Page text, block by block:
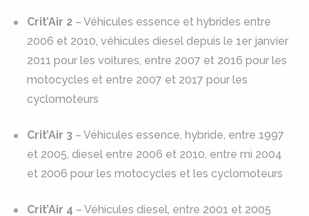
Crit’Air 2 – Véhicules essence et hybrides entre
2006 et 2010, véhicules diesel depuis le 1er janvier
2011 pour les voitures, entre 2007 et 2016 pour les
motocycles et entre 2007 et 2017 pour les
cyclomoteurs
Crit’Air 3 – Véhicules essence, hybride, entre 1997
et 2005, diesel entre 2006 et 2010, entre mi 2004
et 2006 pour les motocycles et les cyclomoteurs
Crit’Air 4 – Véhicules diesel, entre 2001 et 2005